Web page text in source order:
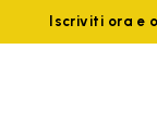
Iscriviti ora e